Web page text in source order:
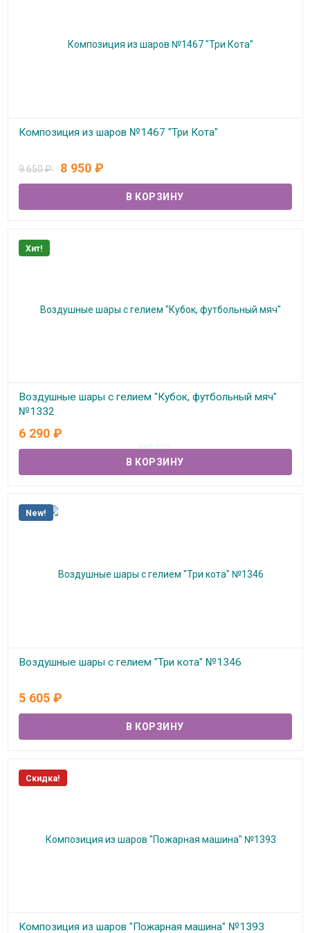
Композиция из шаров №1467 "Три Кота"
9 650₽ 8 950 ₽
Хит!
Воздушные шары с гелием "Кубок, футбольный мяч"
№1332
В наличии
6 290 ₽
New!
Воздушные шары с гелием "Три кота" №1346
5 605 ₽
Скидка!
Композиция из шаров "Пожарная машина" №1393